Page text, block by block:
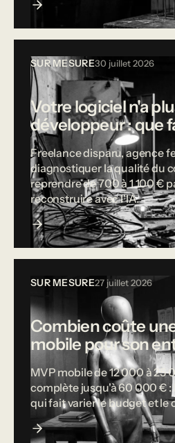
SUR MESURE30 juillet 2026
Votre logiciel n'a
développeur : que
Freelance disparu, agence
diagnostiquer la qualité du
reprendre de 700 à 1 100 €
reconstruire avec l'IA.
SUR MESURE27 juillet 2026
Combien coûte
mobile pour son
MVP mobile de 12 000 à 25
complète jusqu'à 60 000 € :
qui fait varier le budget et le